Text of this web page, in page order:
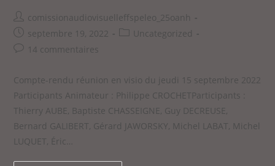
comissionaudiovisuelleffspeleo_25oanh
septembre 19, 2022
Uncategorized
14 commentaires
Compte-rendu réunion en visio du jeudi 15 septembre 2022
Participants Animateur : Philippe CROCHETParticipants :
Thierry AUBE, Baptiste CHASSEIGNE, Guy DECREUSE,
Bernard GALIBERT, Gérard JAWORSKY, Michel LABAT, Michel
LUQUET, Éric…